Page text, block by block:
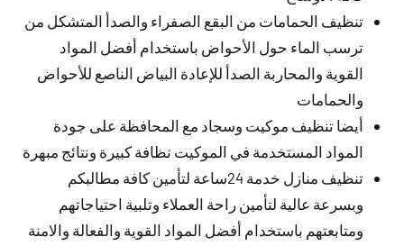
تنظيف الحمامات من البقع الصفراء والصدأ المتشكل من
ترسب الماء حول الأحواض باستخدام أفضل المواد
القوية والمحاربة الصدأ للإعادة البياض الناصع للأحواض
والحمامات
أيضا تنظيف موكيت وسجاد مع المحافظة على جودة
المواد المستخدمة في الموكيت نظافة كبيرة ونتائج مبهرة
تنظيف منازل خدمة 24ساعة لتأمين كافة مطالبكم
وبسرعة عالية لتأمين راحة العملاء وتلبية احتياجاتهم
ومتابعتهم باستخدام أفضل المواد القوية والفعالة والامنة